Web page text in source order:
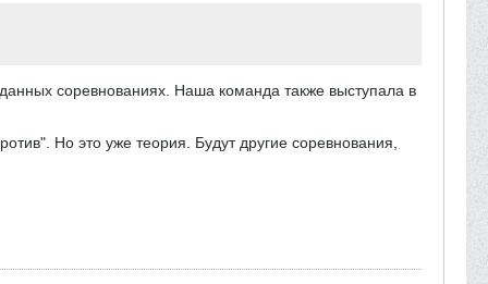
соревнованиях. Наша команда также выступала в
Но это уже теория. Будут другие соревнования,